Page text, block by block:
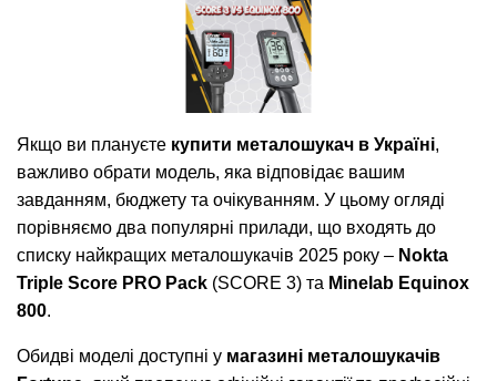
Якщо ви плануєте купити металошукач в Україні,
важливо обрати модель, яка відповідає вашим
завданням, бюджету та очікуванням. У цьому огляді
порівняємо два популярні прилади, що входять до
списку найкращих металошукачів 2025 року – Nokta
Triple Score PRO Pack (SCORE 3) та Minelab Equinox
800.
Обидві моделі доступні у магазині металошукачів